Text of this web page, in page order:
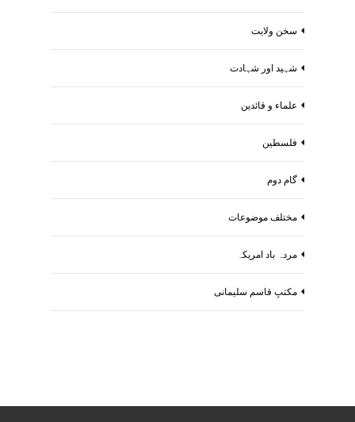
سخن ولایت
شہید اور شہادت
علماء و قائدین
فلسطین
گام دوم
مختلف موضوعات
مردہ باد امریکہ
مکتبِ قاسم سلیمانی